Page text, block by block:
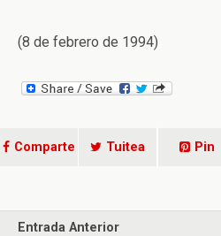
(8 de febrero de 1994)
Comparte Tuitea Pin
Entrada Anterior